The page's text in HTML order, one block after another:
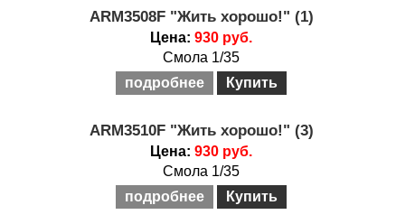
ARM3508F "Жить хорошо!" (1)
Цена: 930 руб.
Смола 1/35
подробнее
Купить
ARM3510F "Жить хорошо!" (3)
Цена: 930 руб.
Смола 1/35
подробнее
Купить